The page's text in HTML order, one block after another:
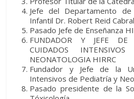
Jefe del Departamento
Infantil Dr. Robert Reid
Pasado Jefe de Enseñanza
FUNDADOR Y JEFE DE
CUIDADOS
NEONATOLOGIA HIRRC
Fundador y Jefe de la
Intensivos de Pediatría y
Pasado presidente de la